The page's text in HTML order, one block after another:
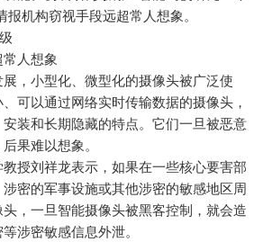
机构窃视手段远超常人想象。
人想象
小型化、微型化的摄像头被广泛使
可以通过网络实时传输数据的摄像头，
装和长期隐藏的特点。它们一旦被恶意
果难以想象。
刘祥龙表示，如果在一些核心要害部
密的军事设施或其他涉密的敏感地区周
，一旦智能摄像头被黑客控制，就会造
涉密敏感信息外泄。